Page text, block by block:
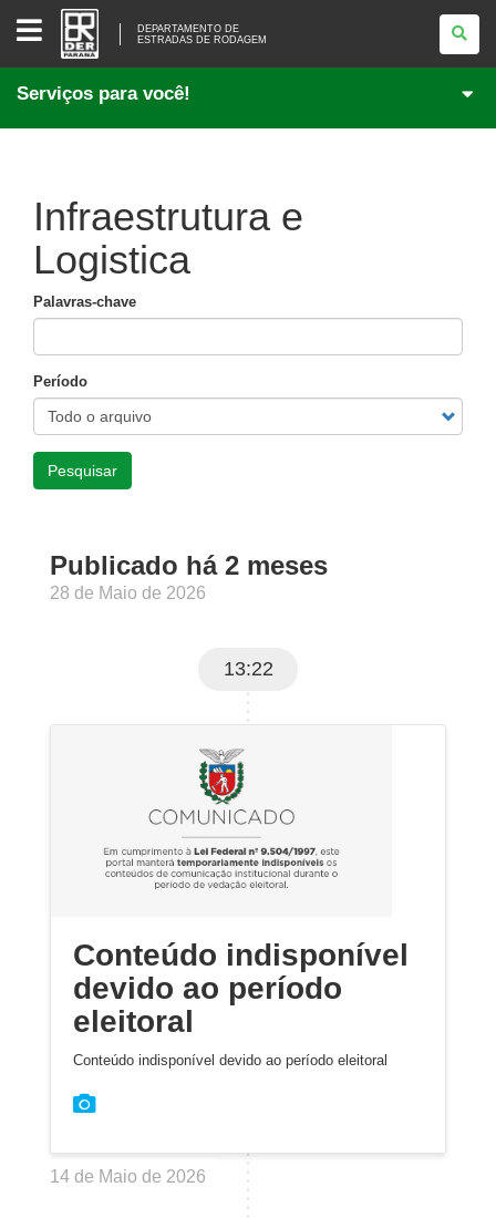
DEPARTAMENTO
DE
<BR
/>ESTRADAS
RODAGEM
DEPARTAMENTO DE
ESTRADAS DE RODAGEM
Serviços para você!
Infraestrutura e
Logistica
Palavras-chave
Período
Pesquisar
Publicado há 2 meses
28 de Maio de 2026
13:22
Conteúdo indisponível
devido ao período
eleitoral
Conteúdo indisponível devido ao período eleitoral
14 de Maio de 2026